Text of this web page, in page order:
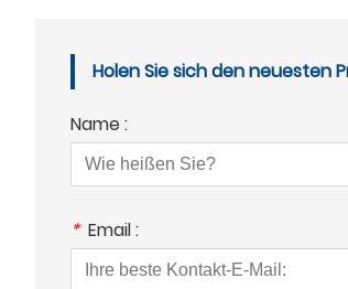
Kundendienst.
Holen Sie sich den neuesten
Name :
* Email :